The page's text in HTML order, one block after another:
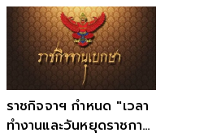
ราชกิจจาฯ กำหนด "เวลา
ทำงานและวันหยุดราชการ"